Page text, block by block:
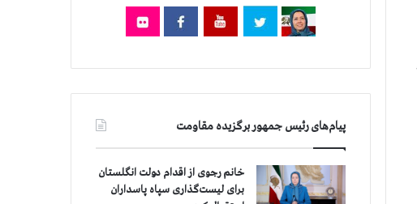
پیام‌های رئیس جمهور برگزیده مقاومت
خانم رجوی از اقدام دولت انگلستان
برای لیست‌گذاری سپاه پاسداران